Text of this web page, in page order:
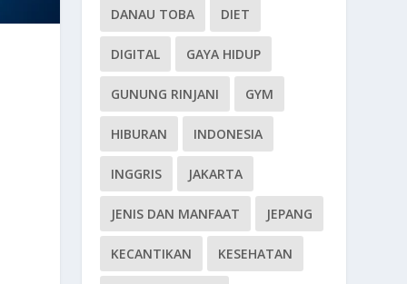
DANAU TOBA DIET
DIGITAL GAYA HIDUP
GUNUNG RINJANI GYM
HIBURAN INDONESIA
INGGRIS JAKARTA
JENIS DAN MANFAAT JEPANG
KECANTIKAN KESEHATAN